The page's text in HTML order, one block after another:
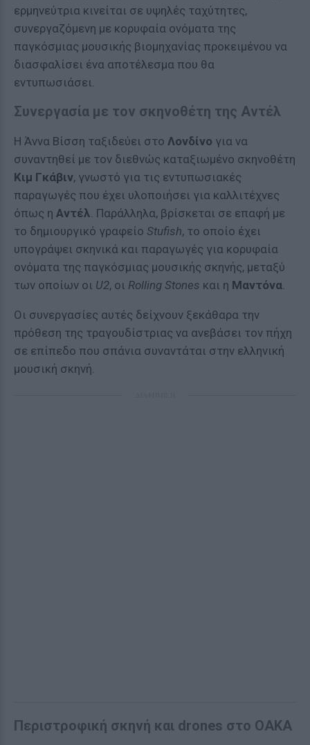
ερμηνεύτρια κινείται σε υψηλές ταχύτητες,
συνεργαζόμενη με κορυφαία ονόματα της
παγκόσμιας μουσικής βιομηχανίας προκειμένου να
διασφαλίσει ένα αποτέλεσμα που θα
εντυπωσιάσει.
Συνεργασία με τον σκηνοθέτη της Αντέλ
Η Άννα Βίσση ταξιδεύει στο Λονδίνο για να
συναντηθεί με τον διεθνώς καταξιωμένο σκηνοθέτη
Κιμ Γκάβιν, γνωστό για τις εντυπωσιακές
παραγωγές που έχει υλοποιήσει για καλλιτέχνες
όπως η Αντέλ. Παράλληλα, βρίσκεται σε επαφή με
το δημιουργικό γραφείο Stufish, το οποίο έχει
υπογράψει σκηνικά και παραγωγές για κορυφαία
ονόματα της παγκόσμιας μουσικής σκηνής, μεταξύ
των οποίων οι U2, οι Rolling Stones και η Μαντόνα.
Οι συνεργασίες αυτές δείχνουν ξεκάθαρα την
πρόθεση της τραγουδίστριας να ανεβάσει τον πήχη
σε επίπεδο που σπάνια συναντάται στην ελληνική
μουσική σκηνή.
Περιστροφική σκηνή και drones στο ΟΑΚΑ